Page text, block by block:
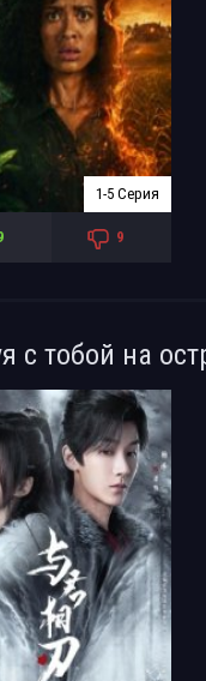
1-5 Серия
9
с тобой на